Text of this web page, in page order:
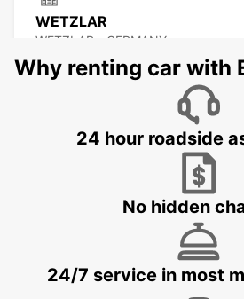
WETZLAR
WETZLAR - GERMANY
MARBURG
Why renting car with
24 hour roadside
No hidden
24/7 service in most